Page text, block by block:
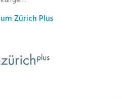
Zürich Plus